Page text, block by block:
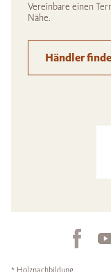
Vereinbare einen
Nähe.
Händler
* Holznachbildung